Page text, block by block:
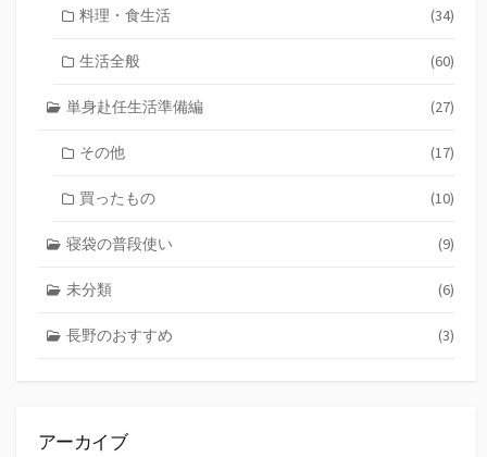
料理・食生活 (34)
生活全般 (60)
単身赴任生活準備編 (27)
その他 (17)
買ったもの (10)
寝袋の普段使い (9)
未分類 (6)
長野のおすすめ (3)
アーカイブ